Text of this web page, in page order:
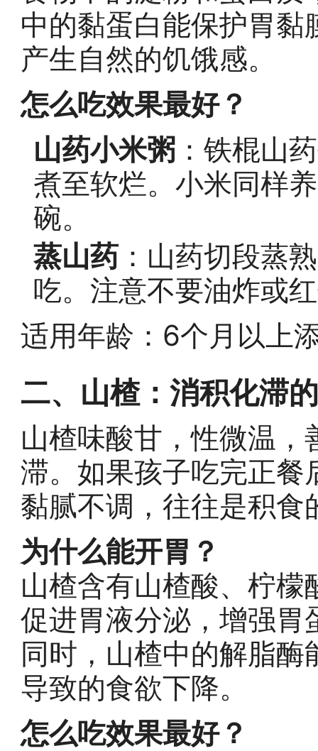
中的黏蛋白能保护胃
产生自然的饥饿感。
怎么吃效果最好？
山药小米粥 ：铁棍山
煮至软烂。小米同样
碗。
蒸山药 ：山药切段蒸
吃。注意不要油炸或
适用年龄：6个月以上
二、山楂：消积化滞
山楂味酸甘，性微温
滞。如果孩子吃完正
黏腻不调，往往是积
为什么能开胃？
山楂含有山楂酸、柠
促进胃液分泌，增强
同时，山楂中的解脂
导致的食欲下降。
怎么吃效果最好？